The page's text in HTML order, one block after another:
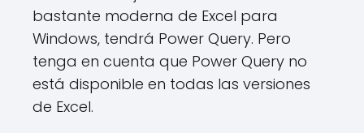
bastante moderna de Excel para
Windows, tendrá Power Query. Pero
tenga en cuenta que Power Query no
está disponible en todas las versiones
de Excel.